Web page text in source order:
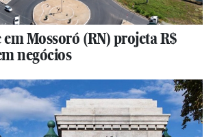
em Mossoró (RN) projeta R$
negócios